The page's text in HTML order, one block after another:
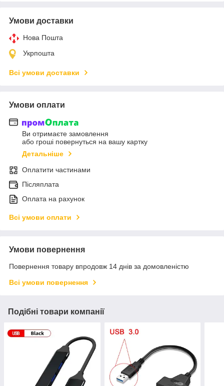
Умови доставки
Нова Пошта
Укрпошта
Всі умови доставки
Умови оплати
Ви отримаєте замовлення
або гроші повернуться на вашу картку
Детальніше
Оплатити частинами
Післяплата
Оплата на рахунок
Всі умови оплати
Умови повернення
Повернення товару впродовж 14 днів за домовленістю
Всі умови повернення
Подібні товари компанії